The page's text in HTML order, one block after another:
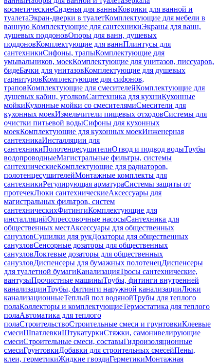
косметическиеСиденья для ванныКоврики для ванной и
туалетаЭкран-дверки в туалетКомплектующие для мебели в
ванную Комплектующие для сантехникиЭкраны для ванн,
душевых поддоновОпоры для ванн, душевых
поддоновКомплектующие для ваннПлинтусы для
сантехникиСифоны, трапыКомплектующие для
умывальников, моекКомплектующие для унитазов, писсуаров,
бидеБачки для унитазовКомплектующие для душевых
гарнитуровКомплектующие для сифонов,
траповКомплектующие для смесителейКомплектующие для
душевых кабин, уголковСантехника для кухниКухонные
мойкиКухонные мойки со смесителямиСмесители для
кухонных моекИзмельчители пищевых отходовСистемы для
очистки питьевой водыСифоны для кухонных
моекКомплектующие для кухонных моекИнженерная
сантехникаИнсталляции для
сантехникиПолотенцесушителиОтвод и подвод водыТрубы
водопроводныеМагистральные фильтры, системы
сантехническиеКомплектующие для радиаторов,
полотенцесушителейМонтажные комплекты для
сантехникиРегулирующая арматураСистемы защиты от
протечекЛюки сантехническиеАксессуары для
магистральных фильтров, систем
сантехническихФитингиКомплектующие для
инсталляцийОпрессовочные насосыСантехника для
общественных местАксессуары для общественных
санузловСушилки для рукДозаторы для общественных
санузловСенсорные дозаторы для общественных
санузловЛоктевые дозаторы для общественных
санузловДиспенсеры для бумажных полотенецДиспенсеры
для туалетной бумагиКанализацияТросы сантехнические,
вантузыПрочистные машиныТрубы, фитинги внутренней
канализацииТрубы, фитинги наружной канализацииЛюки
канализационныеТеплый пол водянойТрубы для теплого
полаКоллекторы и комплектующиеТермостатика для теплого
полаАвтоматика для теплого
полаСтроительствоСтроительные смеси и грунтовкиКлеевые
смесиШпатлевкиШтукатуркиСтяжки, самонивелирующие
смесиСтроительные смеси, составыГидроизоляционные
смесиГрунтовкиДобавки для строительных смесейПены,
клеи, герметикиЖидкие гвоздиГерметикиМонтажная